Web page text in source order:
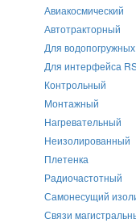
Авиакосмический
Автотракторный
Для
Для интерфейса
Контрольный
Монтажный
Нагревательный
Неизолированный
Плетенка
Радиочастотный
Самонесущий
Связи